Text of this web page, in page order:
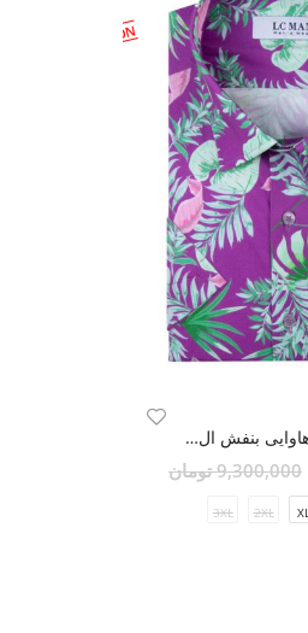
پیراهن آستین کوتاه هاوایی بنفش ال سی من
9,300,000 تومان
XL
2XL
3XL
PROMOTION